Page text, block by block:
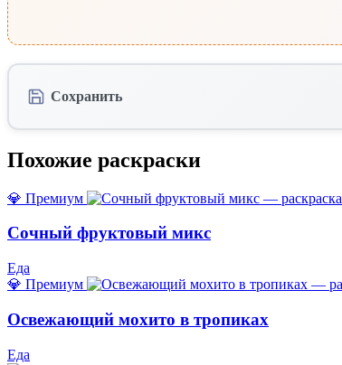
Сохранить
Похожие раскраски
💎 Премиум
Сочный фруктовый микс
Еда
💎 Премиум
Освежающий мохито в тропиках
Еда